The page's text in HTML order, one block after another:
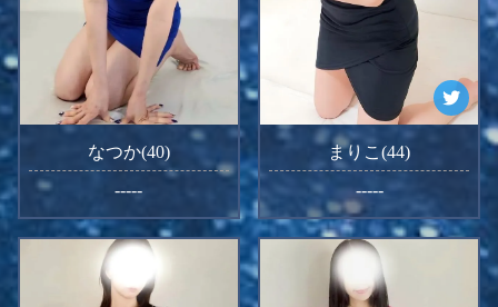
なつか(40)
-----
まりこ(44)
-----